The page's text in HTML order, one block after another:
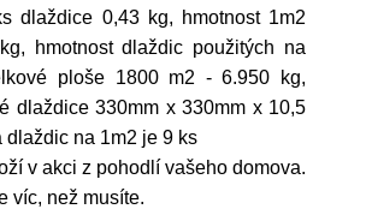
dlaždice 0,43 kg, hmotnost 1m2
hmotnost dlaždic použitých na
ploše 1800 m2 - 6.950 kg,
dlaždice 330mm x 330mm x 10,5
dlaždic na 1m2 je 9 ks
v akci z pohodlí vašeho domova.
víc, než musíte.